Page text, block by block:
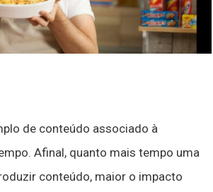
de conteúdo associado à
Afinal, quanto mais tempo uma
conteúdo, maior o impacto